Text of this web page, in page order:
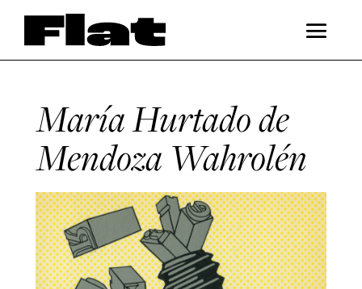
María Hurtado de
Mendoza Wahrolén